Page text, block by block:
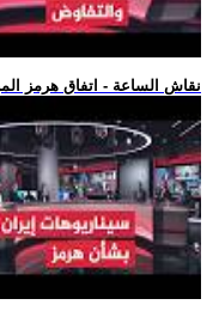
.. نقاش الساعة - اتفاق هرمز